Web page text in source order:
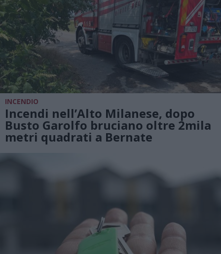
INCENDIO
Incendi nell’Alto Milanese, dopo
Busto Garolfo bruciano oltre 2mila
metri quadrati a Bernate